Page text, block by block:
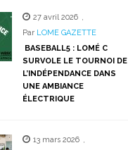
27 avril 2026 ,
Par LOME GAZETTE
BASEBALL5 : LOMÉ C
SURVOLE LE TOURNOI DE
L’INDÉPENDANCE DANS
UNE AMBIANCE
ÉLECTRIQUE
13 mars 2026 ,